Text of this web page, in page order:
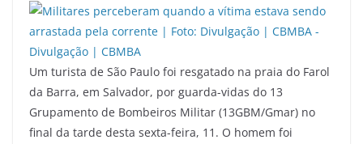
Um turista de São Paulo foi resgatado na praia do Farol
da Barra, em Salvador, por guarda-vidas do 13
Grupamento de Bombeiros Militar (13GBM/Gmar) no
final da tarde desta sexta-feira, 11. O homem foi